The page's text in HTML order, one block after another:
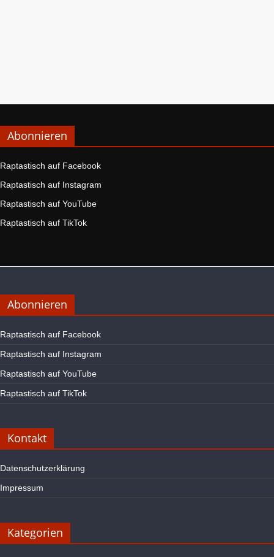
Abonnieren
Raptastisch auf Facebook
Raptastisch auf Instagram
Raptastisch auf YouTube
Raptastisch auf TikTok
Abonnieren
Raptastisch auf Facebook
Raptastisch auf Instagram
Raptastisch auf YouTube
Raptastisch auf TikTok
Kontakt
Datenschutzerklärung
Impressum
Kategorien